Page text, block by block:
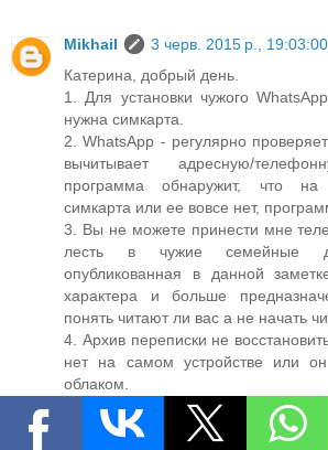
Mikhail
3 черв. 2015 р., 19:03:00
Катерина, добрый день.
1. Для установки чужого
нужна симкарта.
2. WhatsApp - регулярно
вычитывает адресную/
программа обнаружит, что на
симкарта или ее вовсе нет,
3. Вы не можете принести мне
лесть в чужие семейные
опубликованная в данной
характера и больше
понять читают ли вас а не начать
4. Архив переписки не
нет на самом устройстве или
облаком.
5. О том как могут читать
написано в данной заметке.